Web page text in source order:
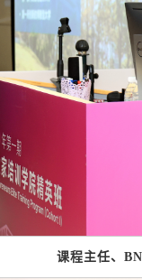
课程主任、